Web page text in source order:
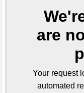
are
Your request
automated